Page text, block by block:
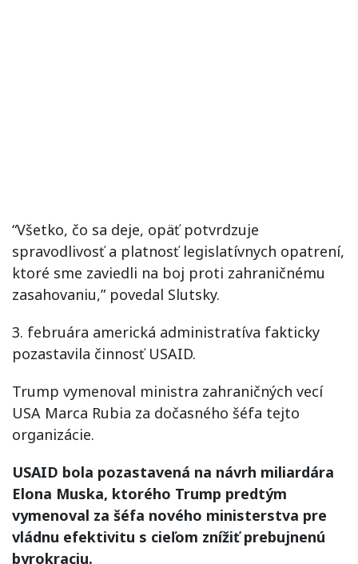
“Všetko, čo sa deje, opäť potvrdzuje
spravodlivosť a platnosť legislatívnych opatrení,
ktoré sme zaviedli na boj proti zahraničnému
zasahovaniu,” povedal Slutsky.
3. februára americká administratíva fakticky
pozastavila činnosť USAID.
Trump vymenoval ministra zahraničných vecí
USA Marca Rubia za dočasného šéfa tejto
organizácie.
USAID bola pozastavená na návrh miliardára
Elona Muska, ktorého Trump predtým
vymenoval za šéfa nového ministerstva pre
vládnu efektivitu s cieľom znížiť prebujnenú
byrokraciu.